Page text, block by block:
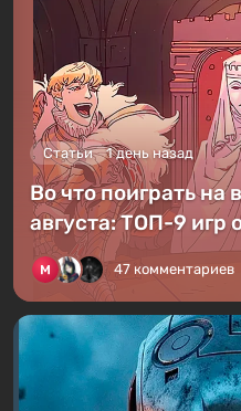
Статьи 1 день назад
Во что поиграть
августа: ТОП-9 игр
47 комментариев